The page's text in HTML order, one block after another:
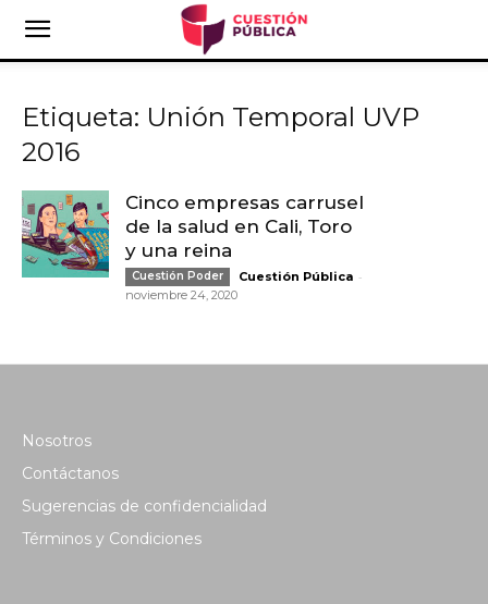
Etiqueta: Unión Temporal UVP
2016
Cinco empresas carrusel
de la salud en Cali, Toro
y una reina
Cuestión Poder Cuestión Pública -
noviembre 24, 2020
Nosotros
Contáctanos
Sugerencias de confidencialidad
Términos y Condiciones